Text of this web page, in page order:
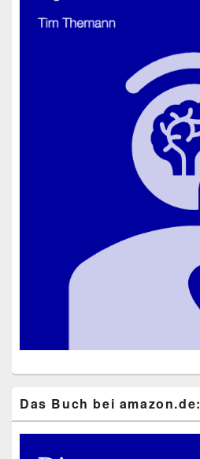
Das Buch bei ama​zon​.de: